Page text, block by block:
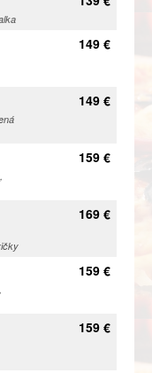
149 €
149 €
159 €
169 €
159 €
159 €